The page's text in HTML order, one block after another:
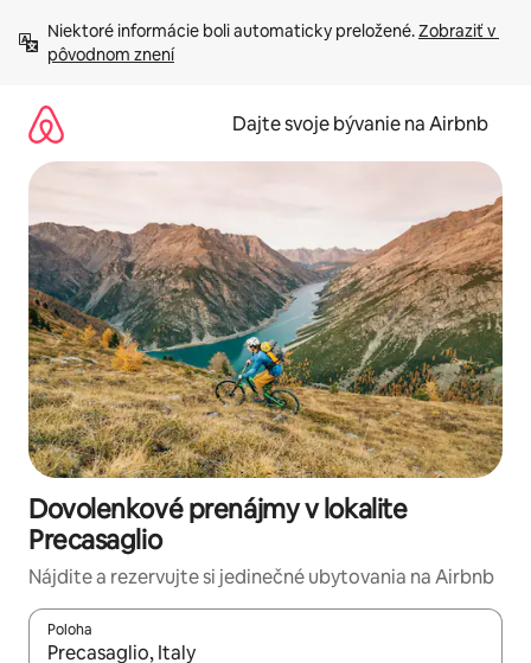
obsah.
Niektoré informácie boli automaticky preložené. Zobraziť v
pôvodnom znení
Dajte svoje bývanie na Airbnb
Dovolenkové prenájmy v lokalite
Precasaglio
Nájdite a rezervujte si jedinečné ubytovania na Airbnb
Poloha
Keď budú výsledky k dispozícii, môžete si ich prechádzať